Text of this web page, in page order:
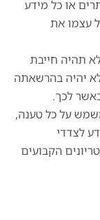
או כל מידע
עצמו את
תהיה חייבת
יהיה בהרשאתה
לכך.
על כל טענה,
לצדדי
הקבועים